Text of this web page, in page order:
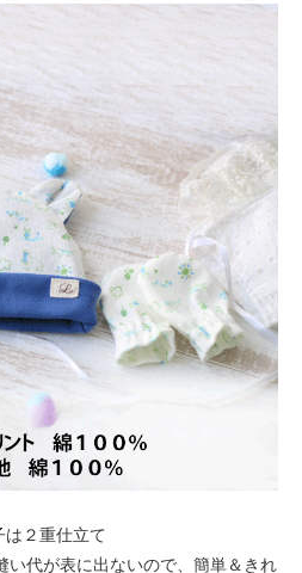
は２重仕立て
代が表に出ないので、簡単＆きれ